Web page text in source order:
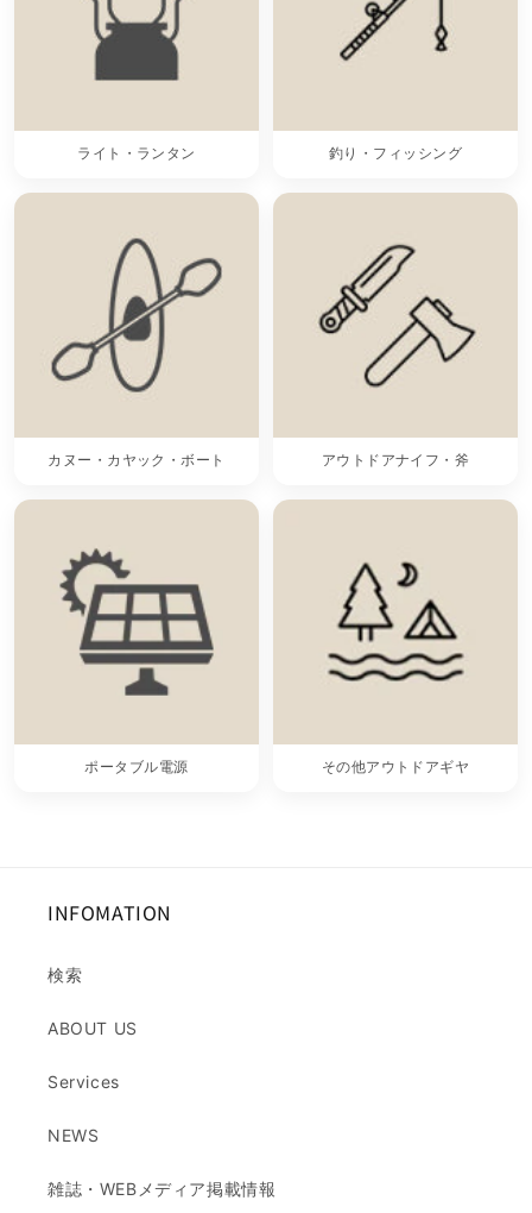
ライト・ランタン 釣り・フィッシング
カヌー・カヤック・ボート アウトドアナイフ・斧
ポータブル電源 その他アウトドアギヤ
INFOMATION
検索
ABOUT US
Services
NEWS
雑誌・WEBメディア掲載情報